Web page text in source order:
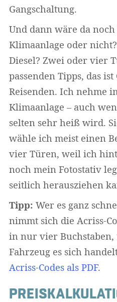
Gangschaltung.
Und dann wäre da noch
Klimaanlage oder
Diesel? Zwei oder vier
passenden Tipps, das
Reisenden. Ich nehme
Klimaanlage – auch
selten sehr heiß wird.
wähle ich meist einen
vier Türen, weil ich
noch mein Fotostativ
seitlich herausziehen
Tipp: Wer es ganz
nimmt sich die Acriss-
in nur vier
Fahrzeug es sich
Acriss-Codes als PDF.